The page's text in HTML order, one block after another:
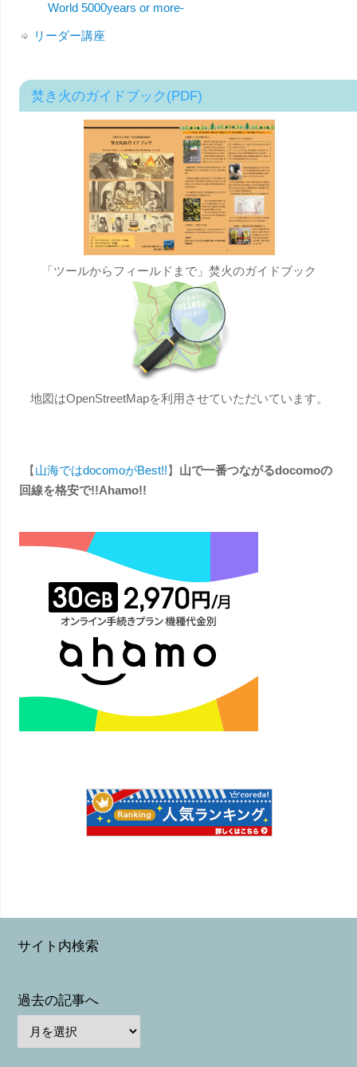
World 5000years or more-
リーダー講座
焚き火のガイドブック(PDF)
「ツールからフィールドまで」焚火のガイドブック
地図はOpenStreetMapを利用させていただいています。
【山海ではdocomoがBest!!】 山で一番つながるdocomoの
回線を格安で!!Ahamo!!
サイト内検索
過去の記事へ